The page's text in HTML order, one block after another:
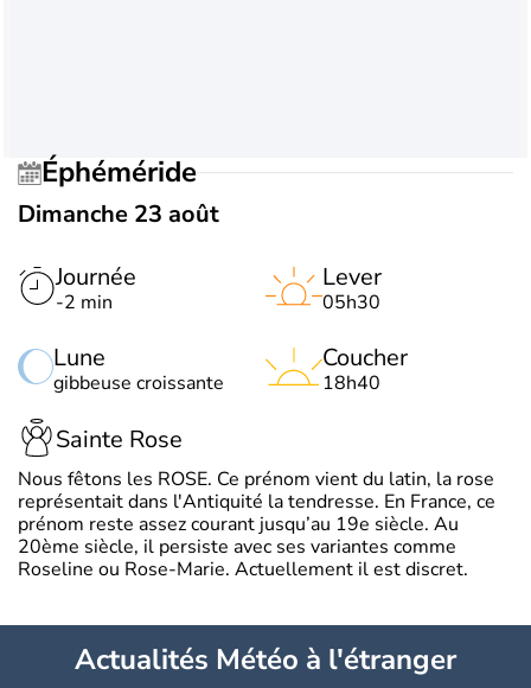
Éphéméride
Dimanche 23 août
Journée
-2 min
Lune
gibbeuse croissante
Lever
05h30
Coucher
18h40
Sainte Rose
Nous fêtons les ROSE. Ce prénom vient du latin, la rose
représentait dans l'Antiquité la tendresse. En France, ce
prénom reste assez courant jusqu’au 19e siècle. Au
20ème siècle, il persiste avec ses variantes comme
Roseline ou Rose-Marie. Actuellement il est discret.
Actualités Météo à l'étranger